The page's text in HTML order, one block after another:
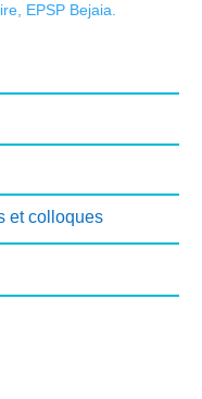
EPSP Bejaia.
et colloques